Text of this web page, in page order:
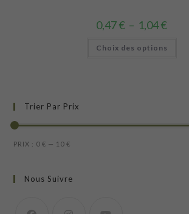
0,47€ – 1,04€Plage
de
Choix des options
sur
Trier Par Prix
Prix
Prix
PRIX : 0 € — 10 €
Nous Suivre